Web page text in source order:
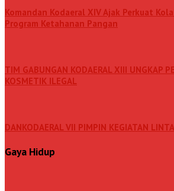
Komandan Kodaeral XIV Ajak Perkuat
Program Ketahanan Pangan
TIM GABUNGAN KODAERAL XIII UNGKAP
KOSMETIK ILEGAL
DANKODAERAL VII PIMPIN KEGIATAN
Gaya Hidup